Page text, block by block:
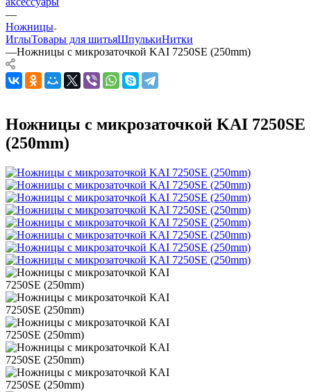
—
Ножницы
ИглыТовары для шитьяШпулькиНитки
—Ножницы с микрозаточкой KAI 7250SE (250mm)
Ножницы с микрозаточкой KAI 7250SE
(250mm)